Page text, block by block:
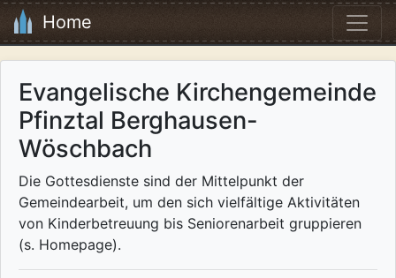
Home
Evangelische Kirchengemeinde
Pfinztal Berghausen-
Wöschbach
Die Gottesdienste sind der Mittelpunkt der
Gemeindearbeit, um den sich vielfältige Aktivitäten
von Kinderbetreuung bis Seniorenarbeit gruppieren
(s. Homepage).